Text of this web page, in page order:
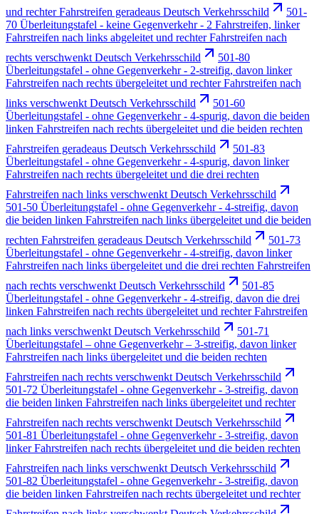
und rechter Fahrstreifen geradeaus Deutsch Verkehrsschild
501-
70 Überleitungstafel - keine Gegenverkehr - 2 Fahrstreifen, linker
Fahrstreifen nach links abgeleitet und rechter Fahrstreifen nach
rechts verschwenkt Deutsch Verkehrsschild
501-80
Überleitungstafel - ohne Gegenverkehr - 2-streifig, davon linker
Fahrstreifen nach rechts übergeleitet und rechter Fahrstreifen nach
links verschwenkt Deutsch Verkehrsschild
501-60
Überleitungstafel - ohne Gegenverkehr - 4-spurig, davon die beiden
linken Fahrstreifen nach rechts übergeleitet und die beiden rechten
Fahrstreifen geradeaus Deutsch Verkehrsschild
501-83
Überleitungstafel - ohne Gegenverkehr - 4-spurig, davon linker
Fahrstreifen nach rechts übergeleitet und die drei rechten
Fahrstreifen nach links verschwenkt Deutsch Verkehrsschild
501-50 Überleitungstafel - ohne Gegenverkehr - 4-streifig, davon
die beiden linken Fahrstreifen nach links übergeleitet und die beiden
rechten Fahrstreifen geradeaus Deutsch Verkehrsschild
501-73
Überleitungstafel - ohne Gegenverkehr - 4-streifig, davon linker
Fahrstreifen nach links übergeleitet und die drei rechten Fahrstreifen
nach rechts verschwenkt Deutsch Verkehrsschild
501-85
Überleitungstafel - ohne Gegenverkehr - 4-streifig, davon die drei
linken Fahrstreifen nach rechts übergeleitet und rechter Fahrstreifen
nach links verschwenkt Deutsch Verkehrsschild
501-71
Überleitungstafel – ohne Gegenverkehr – 3-streifig, davon linker
Fahrstreifen nach links übergeleitet und die beiden rechten
Fahrstreifen nach rechts verschwenkt Deutsch Verkehrsschild
501-72 Überleitungstafel - ohne Gegenverkehr - 3-streifig, davon
die beiden linken Fahrstreifen nach links übergeleitet und rechter
Fahrstreifen nach rechts verschwenkt Deutsch Verkehrsschild
501-81 Überleitungstafel - ohne Gegenverkehr - 3-streifig, davon
linker Fahrstreifen nach rechts übergeleitet und die beiden rechten
Fahrstreifen nach links verschwenkt Deutsch Verkehrsschild
501-82 Überleitungstafel - ohne Gegenverkehr - 3-streifig, davon
die beiden linken Fahrstreifen nach rechts übergeleitet und rechter